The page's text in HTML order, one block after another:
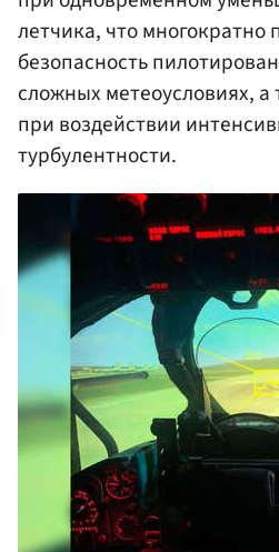
летчика, что многократно
безопасность
сложных метеоусловиях, а
при воздействии
турбулентности.